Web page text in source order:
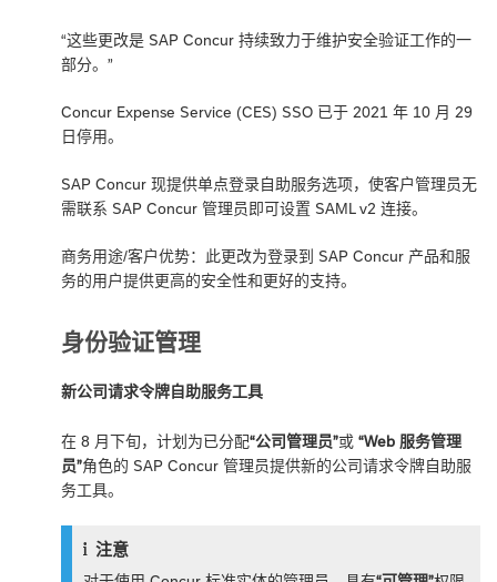
“这些更改是 SAP Concur 持续致力于维护安全验证工作的一
部分。”
Concur Expense Service (CES) SSO 已于 2021 年 10 月 29
日停用。
SAP Concur 现提供单点登录自助服务选项，使客户管理员无
需联系 SAP Concur 管理员即可设置 SAML v2 连接。
商务用途/客户优势：此更改为登录到 SAP Concur 产品和服
务的用户提供更高的安全性和更好的支持。
身份验证管理
新公司请求令牌自助服务工具
在 8 月下旬，计划为已分配“公司管理员”或 “Web 服务管理
员”角色的 SAP Concur 管理员提供新的公司请求令牌自助服
务工具。
注意